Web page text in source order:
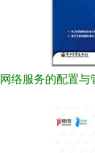
网络服务的配置与